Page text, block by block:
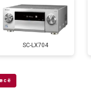
SC-LX704